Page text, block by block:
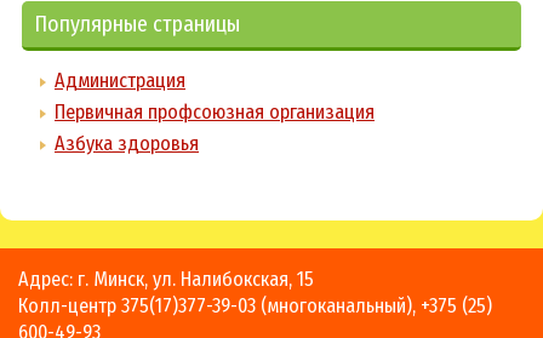
Популярные страницы
Администрация
Первичная профсоюзная организация
Азбука здоровья
Адрес: г. Минск, ул. Налибокская, 15
Колл-центр 375(17)377-39-03 (многоканальный), +375 (25)
600-49-93